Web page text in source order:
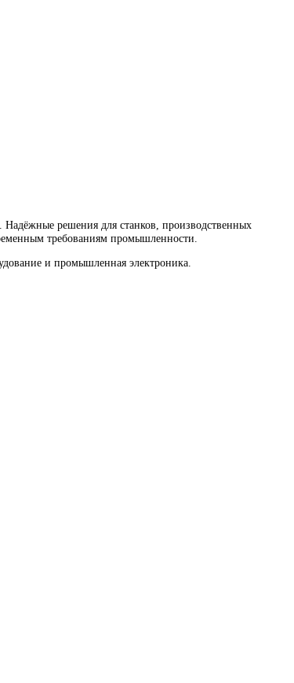
решения для станков, производственных
современным требованиям
оборудование и промышленная
процессов.